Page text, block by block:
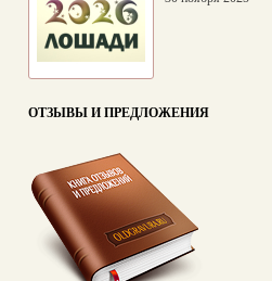
ОТЗЫВЫ И ПРЕДЛОЖЕНИЯ